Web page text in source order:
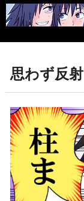
思わず反射